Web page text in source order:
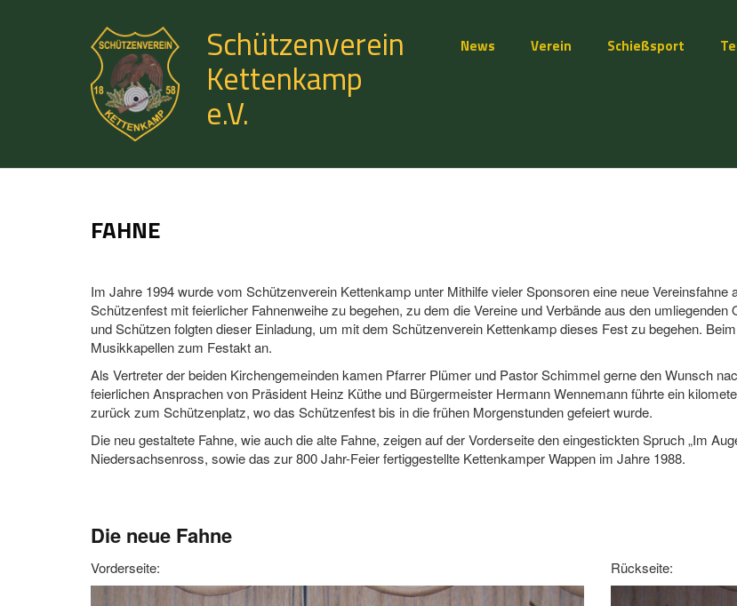
Schützenverein
Kettenkamp
e.V.
News Verein Schießsport
FAHNE
Im Jahre 1994 wurde vom Schützenverein Kettenkamp unter Mithilfe vieler Sponsoren eine neue
Schützenfest mit feierlicher Fahnenweihe zu begehen, zu dem die Vereine und Verbände aus den
und Schützen folgten dieser Einladung, um mit dem Schützenverein Kettenkamp dieses Fest zu begehen.
Musikkapellen zum Festakt an.
Als Vertreter der beiden Kirchengemeinden kamen Pfarrer Plümer und Pastor Schimmel gerne den Wunsch
feierlichen Ansprachen von Präsident Heinz Küthe und Bürgermeister Hermann Wennemann führte ein
zurück zum Schützenplatz, wo das Schützenfest bis in die frühen Morgenstunden gefeiert wurde.
Die neu gestaltete Fahne, wie auch die alte Fahne, zeigen auf der Vorderseite den eingestickten Spruch „Im
Niedersachsenross, sowie das zur 800 Jahr-Feier fertiggestellte Kettenkamper Wappen im Jahre 1988.
Die neue Fahne
Vorderseite: Rückseite: